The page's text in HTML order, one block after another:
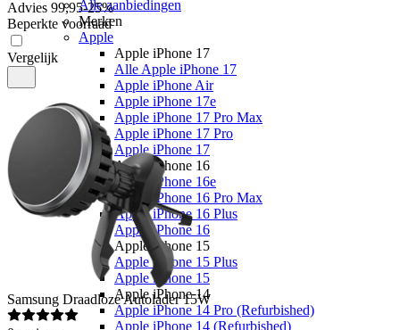
Alle aanbiedingen
Merken
Apple
Apple iPhone 17
Alle Apple iPhone 17
Apple iPhone Air
Apple iPhone 17e
Apple iPhone 17 Pro Max
Apple iPhone 17 Pro
Apple iPhone 17
Apple iPhone 16
Apple iPhone 16e
Apple iPhone 16 Pro Max
Apple iPhone 16 Plus
Apple iPhone 16
Apple iPhone 15
Apple iPhone 15 Plus
Apple iPhone 15
Apple iPhone 14
Apple iPhone 14 Pro (Refurbished)
Apple iPhone 14 (Refurbished)
Advies 99,95-25%
Beperkte voorraad
Vergelijk
Samsung Draadloze Autolader 15W